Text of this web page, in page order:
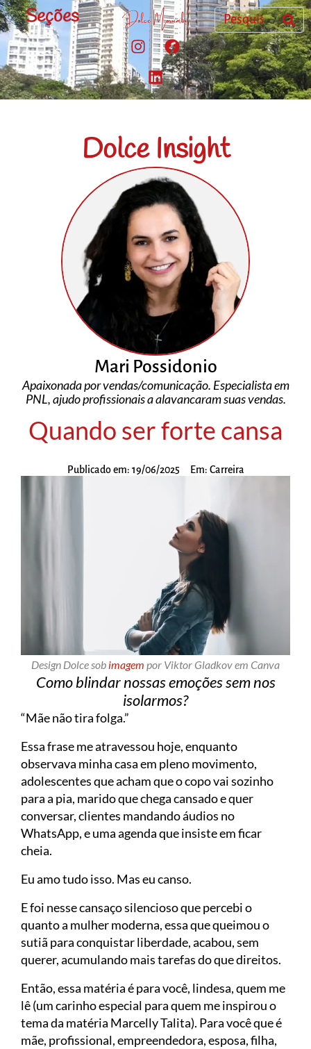
Seções
Dolce Insight
Mari Possidonio
Apaixonada por vendas/comunicação. Especialista em
PNL, ajudo profissionais a alavancaram suas vendas.
Quando ser forte cansa
Publicado em: 19/06/2025 Em: Carreira
Design Dolce sob imagem por Viktor Gladkov em Canva
Como blindar nossas emoções sem nos
isolarmos?
“Mãe não tira folga.”
Essa frase me atravessou hoje, enquanto
observava minha casa em pleno movimento,
adolescentes que acham que o copo vai sozinho
para a pia, marido que chega cansado e quer
conversar, clientes mandando áudios no
WhatsApp, e uma agenda que insiste em ficar
cheia.
Eu amo tudo isso. Mas eu canso.
E foi nesse cansaço silencioso que percebi o
quanto a mulher moderna, essa que queimou o
sutiã para conquistar liberdade, acabou, sem
querer, acumulando mais tarefas do que direitos.
Então, essa matéria é para você, lindesa, quem me
lê (um carinho especial para quem me inspirou o
tema da matéria Marcelly Talita). Para você que é
mãe, profissional, empreendedora, esposa, filha,